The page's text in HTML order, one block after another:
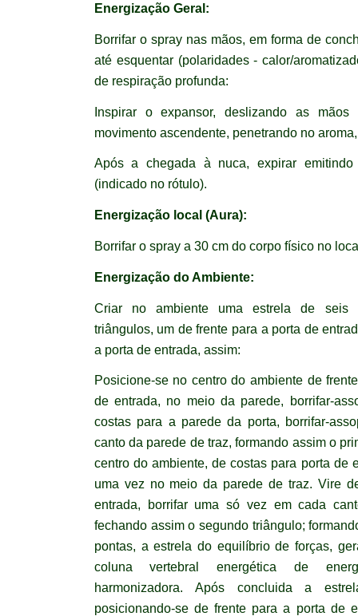
Energização Geral:
Borrifar o spray nas mãos, em forma de
até esquentar (polaridades - calor/
de respiração profunda:
Inspirar o expansor, deslizando as
movimento ascendente, penetrando no
Após a chegada à nuca, expirar
(indicado no rótulo).
Energização local (Aura):
Borrifar o spray a 30 cm do corpo físico no
Energização do Ambiente:
Criar no ambiente uma estrela de seis
triângulos, um de frente para a porta de
a porta de entrada, assim:
Posicione-se no centro do ambiente de
de entrada, no meio da parede, borrifar-
costas para a parede da porta, borrifar-
canto da parede de traz, formando assim o
centro do ambiente, de costas para porta de
uma vez no meio da parede de traz. Vire
entrada, borrifar uma só vez em cada
fechando assim o segundo triângulo;
pontas, a estrela do equilíbrio de forças,
coluna vertebral energética de
harmonizadora. Após concluida a
posicionando-se de frente para a porta de